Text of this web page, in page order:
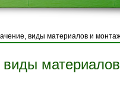
виды материалов и